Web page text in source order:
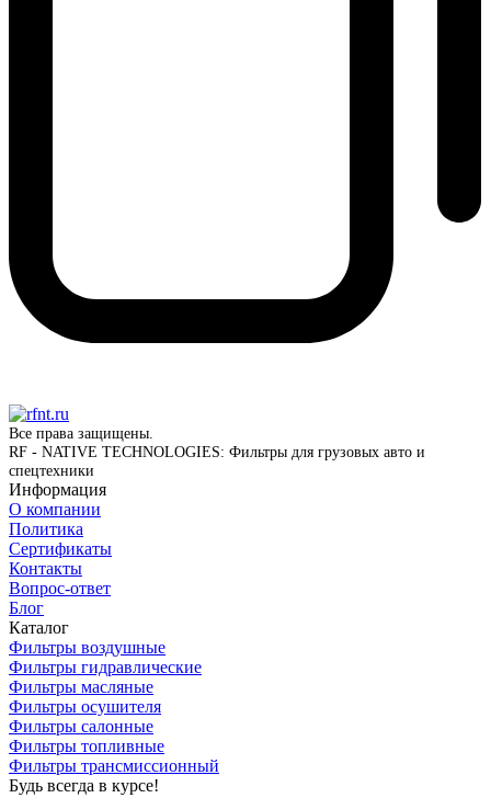
Все права защищены.
RF - NATIVE TECHNOLOGIES: Фильтры для грузовых авто и
спецтехники
Информация
О компании
Политика
Сертификаты
Контакты
Вопрос-ответ
Блог
Каталог
Фильтры воздушные
Фильтры гидравлические
Фильтры масляные
Фильтры осушителя
Фильтры салонные
Фильтры топливные
Фильтры трансмиссионный
Будь всегда в курсе!